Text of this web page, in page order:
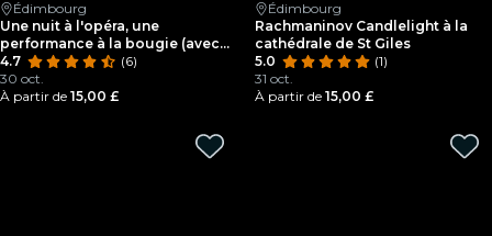
Édimbourg
Une nuit à l'opéra, une
performance à la bougie (avec
Nessun Dorma) à la cathédrale
de St Giles
4.7
(6)
30 oct.
À partir de 15,00 £
Édimbourg
Rachmaninov Candlelight à la
cathédrale de St Giles
5.0
(1)
31 oct.
À partir de 15,00 £